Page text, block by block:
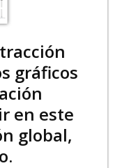
gráficos
en este
global,